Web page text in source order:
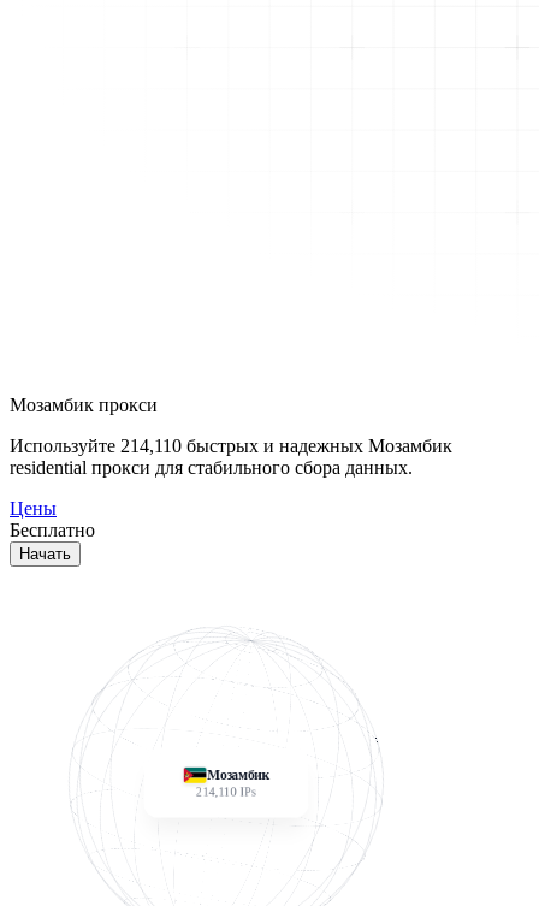
Мозамбик прокси
Используйте 214,110 быстрых и надежных Мозамбик
residential прокси для стабильного сбора данных.
Цены
Бесплатно
Начать
Мозамбик
214,110IPs